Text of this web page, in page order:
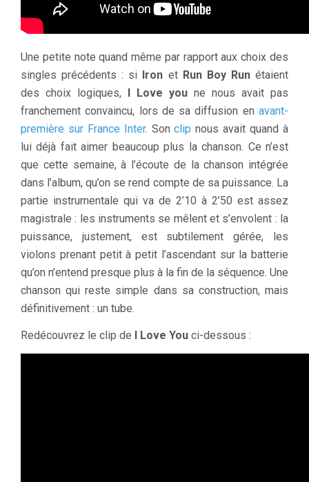
Une petite note quand même par rapport aux choix des
singles précédents : si Iron et Run Boy Runétaient
des choix logiques, I Love you ne nous avait pas
franchement convaincu, lors de sa diffusion en avant-
première sur France Inter. Sonclip nous avait quand à
lui déjà fait aimer beaucoup plus la chanson. Ce n’est
que cette semaine, à l’écoute de la chanson intégrée
dans l’album, qu’on se rend compte de sa puissance. La
partie instrumentale qui va de 2’10 à 2’50 est assez
magistrale : les instruments se mêlent et s’envolent : la
puissance, justement, est subtilement gérée, les
violons prenant petit à petit l’ascendant sur la batterie
qu’on n’entend presque plus à la fin de la séquence. Une
chanson qui reste simple dans sa construction, mais
définitivement : un tube.
Redécouvrez le clip de I Love You ci-dessous :